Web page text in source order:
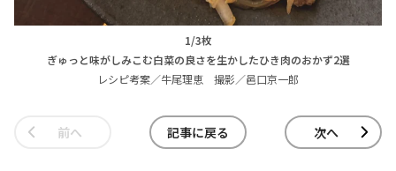
1/3枚
ぎゅっと味がしみこむ白菜の良さを生かしたひき肉のおかず2選
レシピ考案／牛尾理恵 撮影／邑口京一郎
前へ 記事に戻る 次へ